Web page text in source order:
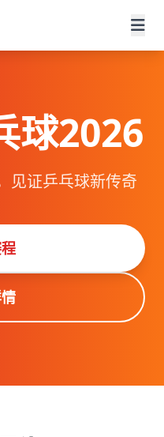
球2026
见证乒乓球新传奇